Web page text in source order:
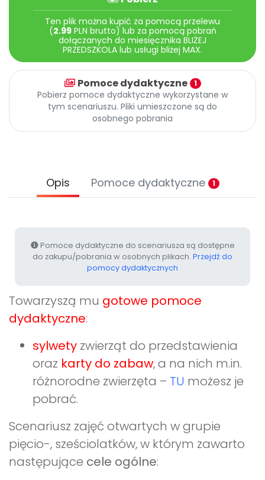
Archiwalne numery
Pomoc
Promocje
Ten plik można kupić za pomocą przelewu
(2.99PLN brutto) lub za pomocą pobrań
dołączanych do miesięcznika BLIŻEJ
PRZEDSZKOLA lub usługi bliżej MAX.
Pomoce dydaktyczne 1
Pobierz pomoce dydaktyczne wykorzystane w
tym scenariuszu. Pliki umieszczone są do
osobnego pobrania
Opis Pomoce dydaktyczne 1
Pomoce dydaktyczne do scenariusza są dostępne
do zakupu/pobrania w osobnych plikach. Przejdź do
pomocy dydaktycznych
Towarzyszą mu gotowe pomoce
dydaktyczne:
sylwety zwierząt do przedstawienia
oraz karty do zabaw, a na nich m.in.
różnorodne zwierzęta – TU możesz je
pobrać.
Scenariusz zajęć otwartych w grupie
pięcio-, sześciolatków, w którym zawarto
następujące cele ogólne: